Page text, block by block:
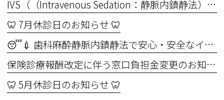
IVS（（Intravenous Sedation：静脈内鎮静法））セミナーを受講しました🦷✨ ～より安全なインプラント治療のために～
🦷 7月休診日のお知らせ 🦷
😴💉 歯科麻酔静脈内鎮静法で安心・安全なインプラント手術🦷
保険診療報酬改定に伴う窓口負担金変更のお知らせ
🦷 5月休診日のお知らせ 🦷